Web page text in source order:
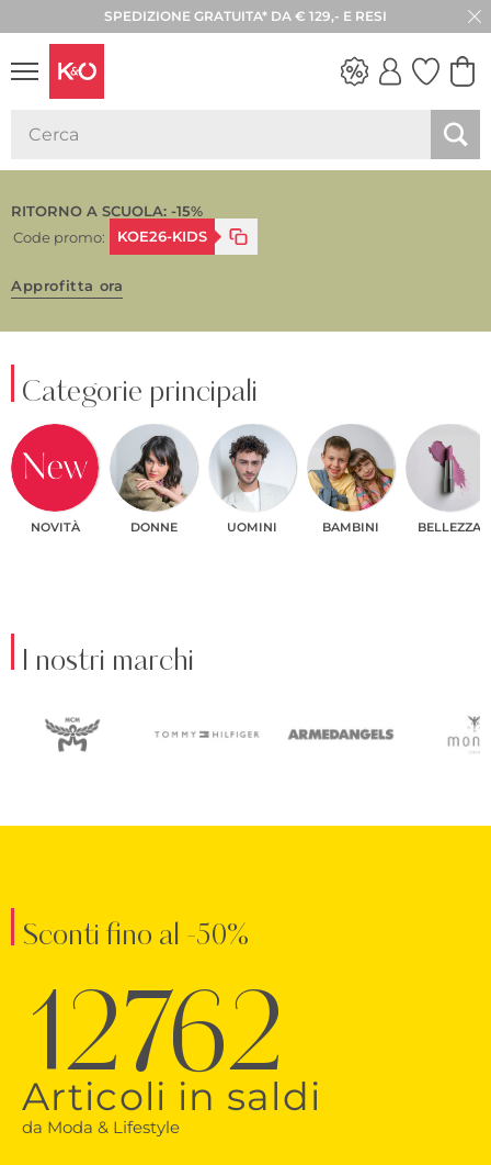
SPEDIZIONE GRATUITA* DA € 129,- E RESI
RITORNO A SCUOLA: -15%
Code promo:
KOE26-KIDS
Approfitta ora
Categorie principali
NOVITÀ DONNE UOMINI BAMBINI BELLEZZA
I nostri marchi
Sconti fino al -50%
12762
Articoli in saldi
da Moda & Lifestyle